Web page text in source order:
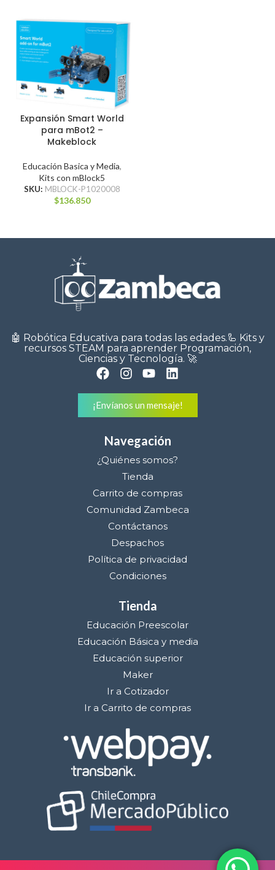
Expansión Smart World
para mBot2 –
Makeblock
Educación Basica y Media,
Kits con mBlock5
SKU: MBLOCK-P1020008
$136.850
🤖 Robótica Educativa para todas las edades.🦾 Kits y
recursos STEAM para aprender Programación,
Ciencias y Tecnología. 🚀
¡Envíanos un mensaje!
Navegación
¿Quiénes somos?
Tienda
Carrito de compras
Comunidad Zambeca
Contáctanos
Despachos
Política de privacidad
Condiciones
Tienda
Educación Preescolar
Educación Básica y media
Educación superior
Maker
Ir a Cotizador
Ir a Carrito de compras